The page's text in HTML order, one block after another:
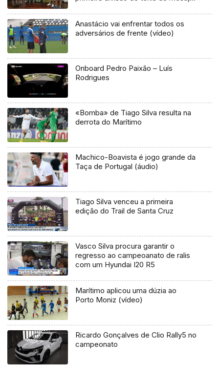
Anastácio vai enfrentar todos os
adversários de frente (vídeo)
Onboard Pedro Paixão – Luís
Rodrigues
«Bomba» de Tiago Silva resulta na
derrota do Marítimo
Machico-Boavista é jogo grande da
Taça de Portugal (áudio)
Tiago Silva venceu a primeira
edição do Trail de Santa Cruz
Vasco Silva procura garantir o
regresso ao campeoanato de ralis
com um Hyundai I20 R5
Marítimo aplicou uma dúzia ao
Porto Moniz (vídeo)
Ricardo Gonçalves de Clio Rally5 no
campeonato